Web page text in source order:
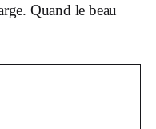
Quand le beau